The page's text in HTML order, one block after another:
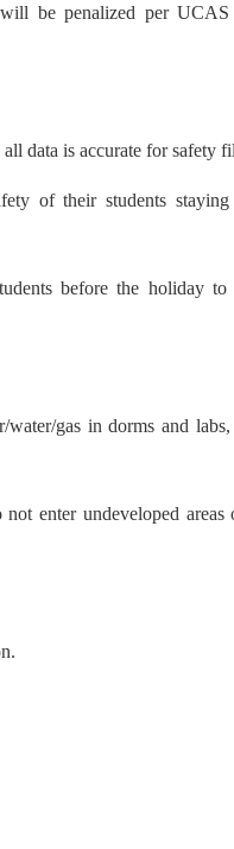
will be penalized per
data is accurate for safety
of their students staying
before the holiday to
water/gas in dorms and
enter undeveloped areas